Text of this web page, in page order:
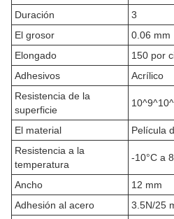
Duración
3
El grosor
0.06 mm
Elongado
150 por
Adhesivos
Acrílico
Resistencia de la
superficie
El material
Película
Resistencia a la
temperatura
-10°C a
Ancho
12 mm
Adhesión al acero
3.5N/25